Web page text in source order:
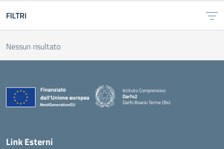
FILTRI
Nessun risultato
Istituto Comprensivo
Darfo2
Darfo Boario Terme (Bs)
Link Esterni